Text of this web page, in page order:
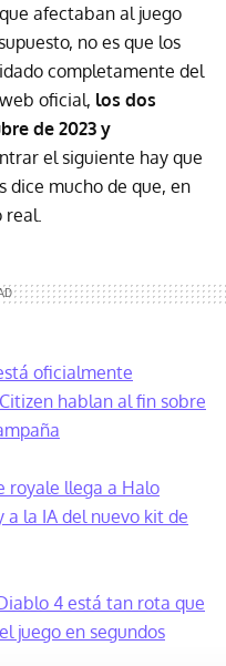
afectaban al juego
no es que los
completamente del
oficial, los dos
de 2023 y
el siguiente hay que
dice mucho de que, en
oficialmente
hablan al fin sobre
royale llega a Halo
la IA del nuevo kit de
4 está tan rota que
juego en segundos